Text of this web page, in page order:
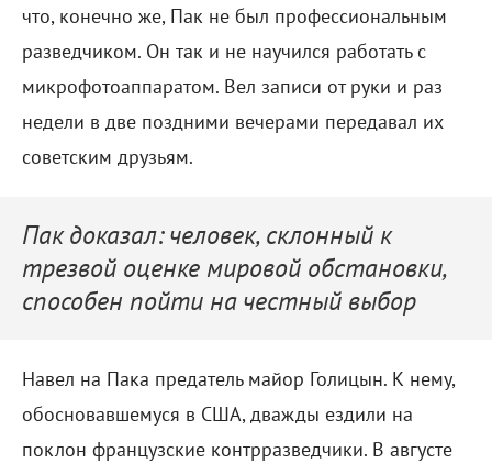
что, конечно же, Пак не был профессиональным
разведчиком. Он так и не научился работать с
микрофотоаппаратом. Вел записи от руки и раз
недели в две поздними вечерами передавал их
советским друзьям.
Пак доказал: человек, склонный к
трезвой оценке мировой обстановки,
способен пойти на честный выбор
Навел на Пака предатель майор Голицын. К нему,
обосновавшемуся в США, дважды ездили на
поклон французские контрразведчики. В августе